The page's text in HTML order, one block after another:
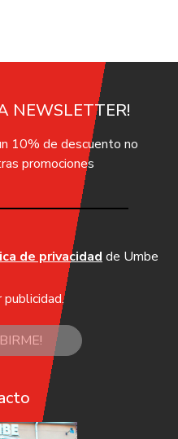
NEWSLETTER!
10% de descuento no
promociones
de privacidad de Umbe